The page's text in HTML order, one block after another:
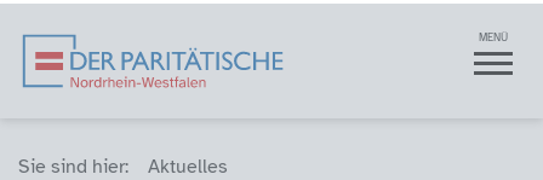
Der Paritätische NRW
Navigation MENÜ
Sie sind hier (Breadcrumb)
Sie sind hier:
Aktuelles